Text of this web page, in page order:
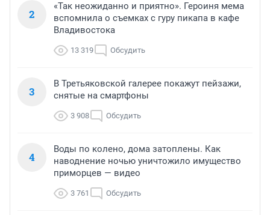
2
«Так неожиданно и приятно». Героиня мема
вспомнила о съемках с гуру пикапа в кафе
Владивостока
13 319 Обсудить
3
В Третьяковской галерее покажут пейзажи,
снятые на смартфоны
3 908 Обсудить
4
Воды по колено, дома затоплены. Как
наводнение ночью уничтожило имущество
приморцев — видео
3 761 Обсудить